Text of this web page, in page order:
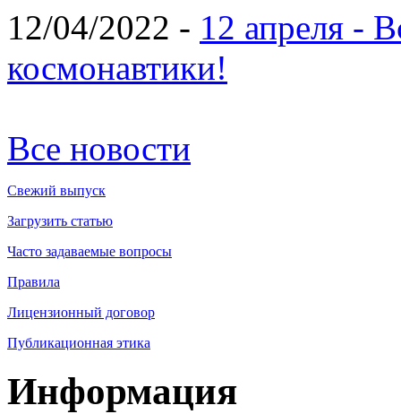
12/04/2022 - 12 апреля -
космонавтики!
Все новости
Свежий выпуск
Загрузить статью
Часто задаваемые вопросы
Правила
Лицензионный договор
Публикационная этика
Информация